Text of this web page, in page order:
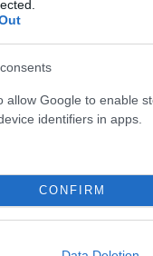
allow Google to enable
identifiers in apps.
CONFIRM
ούτε
γκάζωσε και